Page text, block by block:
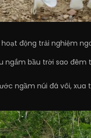
động trải nghiệm
ngắm bầu trời sao
ngầm núi đá vôi, xua